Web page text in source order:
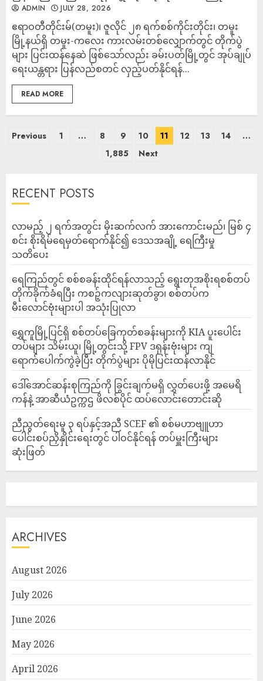
ADMIN JULY 28, 2026
ဧရာဝတီတိုင်းမ်(တမူး)၊ ဇူလိုင် ၂၈ ရက်စစ်ကိုင်းတိုင်း၊ တမူး
မြို့နယ်ရှိ တမူး-ကလေး ကားလမ်းတစ်လျှောက်တွင် တိုက်ပွဲ
များ ပြင်းထန်နေဆဲ ဖြစ်သော်လည်း ခမ်းပတ်မြို့တွင် အုပ်ချုပ်
ရေးယန္တရား ပြန်လည်စတင် လှည့်ပတ်နိုင်ရန်...
READ MORE
Previous 1 … 8 9 10 11 12 13 14
…
1,885
Next
RECENT POSTS
လာမည့် ၂ ရက်အတွင်း မိုးဆက်လက် အားကောင်းမည်၊ မြစ် ၄
စင်း စိုးရိမ်ရေမှတ်ရောက်နိုင်၍ ဒေသအချို့ ရေကြီးမှု
သတိပေး
ရေကြည်တွင် စစ်စခန်းထိုင်ရန်လာသည့် ရွေးတုအစိုးရစစ်တပ်
တိုက်ခိုက်ခံရပြီး ကစဉ့်ကလျားဆုတ်ခွာ၊ စစ်တပ်က
မီးလောင်ဗုံးများပါ အသုံးပြုလာ
‎ရွှေကူမြို့ပြင်ရှိ စစ်တပ်ခြေကုတ်စခန်းများကို KIA ပူးပေါင်း
တပ်များ သိမ်းယူ၊ မြို့တွင်းသို့ FPV ဒရုန်းဗုံးများ ကျ
ရောက်ပေါက်ကွဲခဲ့ပြီး တိုက်ပွဲများ ပိုမိုပြင်းထန်လာနိုင်
ဒေါ်အောင်ဆန်းစုကြည်ကို ခြွင်းချက်မရှိ လွှတ်ပေးဖို့ အမေရိ
ကန်နဲ့ အာဆီယံဥက္ကဌ ဖိလစ်ပိုင် ထပ်လောင်းတောင်းဆို
ညီညွတ်ရေးမူ ၃ ရပ်နှင့်အညီ SCEF ၏ စစ်မဟာဗျူဟာ
ပေါင်းစပ်ညှိနှိုင်းရေးတွင် ပါဝင်နိုင်ရန် တပ်မှူးကြီးများ
ဆုံးဖြတ်
ARCHIVES
August 2026
July 2026
June 2026
May 2026
April 2026